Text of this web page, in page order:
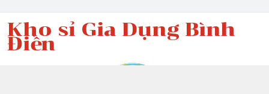
Kho sỉ Gia Dụng Bình
Điền